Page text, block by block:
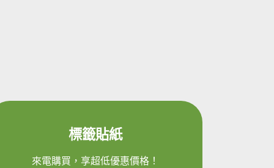
標籤貼紙
來電購買，享超低優惠價格！